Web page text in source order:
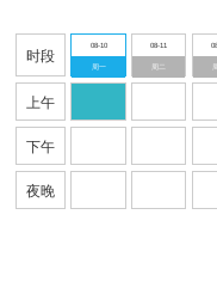
时段
上午
下午
夜晚
08-10
周一
08-11
周二